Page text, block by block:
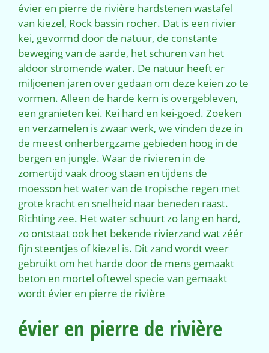
évier en pierre de rivière hardstenen wastafel
van kiezel, Rock bassin rocher. Dat is een rivier
kei, gevormd door de natuur, de constante
beweging van de aarde, het schuren van het
aldoor stromende water. De natuur heeft er
miljoenen jaren over gedaan om deze keien zo te
vormen. Alleen de harde kern is overgebleven,
een granieten kei. Kei hard en kei-goed. Zoeken
en verzamelen is zwaar werk, we vinden deze in
de meest onherbergzame gebieden hoog in de
bergen en jungle. Waar de rivieren in de
zomertijd vaak droog staan en tijdens de
moesson het water van de tropische regen met
grote kracht en snelheid naar beneden raast.
Richting zee. Het water schuurt zo lang en hard,
zo ontstaat ook het bekende rivierzand wat zéér
fijn steentjes of kiezel is. Dit zand wordt weer
gebruikt om het harde door de mens gemaakt
beton en mortel oftewel specie van gemaakt
wordt évier en pierre de rivière
évier en pierre de rivière